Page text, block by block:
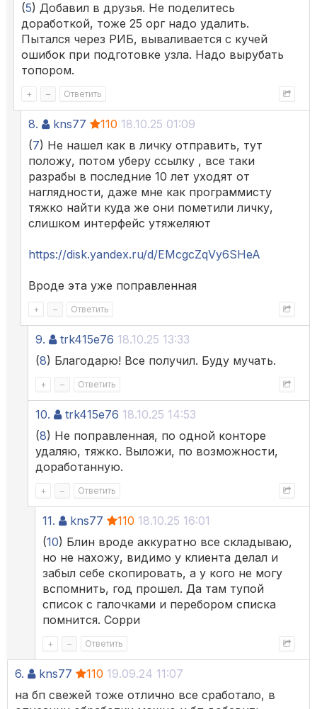
(5) Добавил в друзья. Не поделитесь
доработкой, тоже 25 орг надо удалить.
Пытался через РИБ, вываливается с кучей
ошибок при подготовке узла. Надо вырубать
топором.
+ – Ответить
8. kns77 110 18.10.25 01:09
(7) Не нашел как в личку отправить, тут
положу, потом уберу ссылку , все таки
разрабы в последние 10 лет уходят от
наглядности, даже мне как программисту
тяжко найти куда же они пометили личку,
слишком интерфейс утяжеляют
https://disk.yandex.ru/d/EMcgcZqVy6SHeA
Вроде эта уже поправленная
+ – Ответить
9. trk415e76 18.10.25 13:33
(8) Благодарю! Все получил. Буду мучать.
+ – Ответить
10. trk415e76 18.10.25 14:53
(8) Не поправленная, по одной конторе
удаляю, тяжко. Выложи, по возможности,
доработанную.
+ – Ответить
11. kns77 110 18.10.25 16:01
(10) Блин вроде аккуратно все складываю,
но не нахожу, видимо у клиента делал и
забыл себе скопировать, а у кого не могу
вспомнить, год прошел. Да там тупой
список с галочками и перебором списка
помнится. Сорри
+ – Ответить
6. kns77 110 19.09.24 11:07
на бп свежей тоже отлично все сработало, в